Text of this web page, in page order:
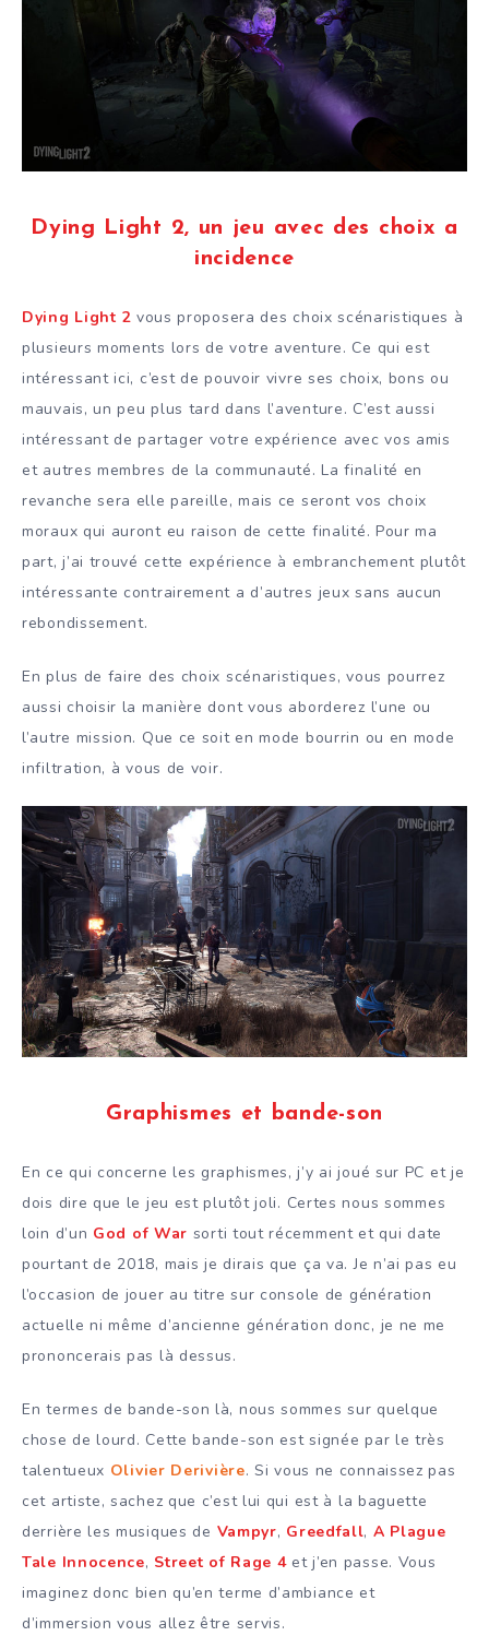
Dying Light 2, un jeu avec des choix a
incidence
Dying Light 2 vous proposera des choix scénaristiques à
plusieurs moments lors de votre aventure. Ce qui est
intéressant ici, c’est de pouvoir vivre ses choix, bons ou
mauvais, un peu plus tard dans l’aventure. C’est aussi
intéressant de partager votre expérience avec vos amis
et autres membres de la communauté. La finalité en
revanche sera elle pareille, mais ce seront vos choix
moraux qui auront eu raison de cette finalité. Pour ma
part, j’ai trouvé cette expérience à embranchement plutôt
intéressante contrairement a d’autres jeux sans aucun
rebondissement.
En plus de faire des choix scénaristiques, vous pourrez
aussi choisir la manière dont vous aborderez l’une ou
l’autre mission. Que ce soit en mode bourrin ou en mode
infiltration, à vous de voir.
Graphismes et bande-son
En ce qui concerne les graphismes, j’y ai joué sur PC et je
dois dire que le jeu est plutôt joli. Certes nous sommes
loin d’un God of War sorti tout récemment et qui date
pourtant de 2018, mais je dirais que ça va. Je n’ai pas eu
l’occasion de jouer au titre sur console de génération
actuelle ni même d’ancienne génération donc, je ne me
prononcerais pas là dessus.
En termes de bande-son là, nous sommes sur quelque
chose de lourd. Cette bande-son est signée par le très
talentueux Olivier Derivière. Si vous ne connaissez pas
cet artiste, sachez que c’est lui qui est à la baguette
derrière les musiques de Vampyr, Greedfall, A Plague
Tale Innocence, Street of Rage 4et j’en passe. Vous
imaginez donc bien qu’en terme d’ambiance et
d’immersion vous allez être servis.